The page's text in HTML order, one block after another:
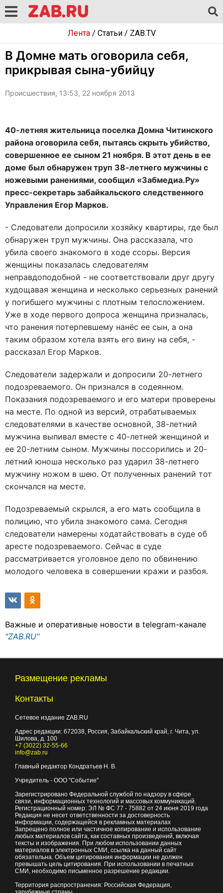
Лента/ Статьи/ ZAB.TV
В Домне мать оговорила себя,
прикрывая сына-убийцу
Происшествия, 13:53, 22 ноября 2013
40-летняя жительница поселка Домна Читинского
района оговорила себя, пытаясь скрыть убийство,
совершенное ее сыном 21 ноября. В этот день в ее
доме был обнаружен труп 38-летнего мужчины с
ножевыми ранениями, сообщил «Забмедиа.Ру»
пресс-секретарь забайкальского следственного
Управления Егор Марков.
- Следователи допросили хозяйку квартиры, где был
обнаружен труп мужчины. Она рассказала, что
убила своего знакомого в ходе ссоры. Версия
женщины показалась следователям
неправдоподобной - не соответствовали друг другу
худощавая женщина и несколько серьезных ранений
у погибшего мужчины с плотным телосложением.
Уже в ходе первого допроса женщина призналась,
что ранения потерпевшему нанёс ее сын, а она
таким образом хотела взять его вину на себя, -
рассказал Егор Марков.
Следователи задержали и допросили 20-летнего
подозреваемого. Он признался в содеянном.
Показания подозреваемого и его матери проверены
на месте. По одной из версий, отрабатываемых
следователями в качестве основной, 38-летний
мужчина выпивал вместе с 40-летней женщиной и
ее 20-летним сыном. Мужчины поссорились и 20-
летний юноша несколько раз ударил 38-летнего
мужчину ножом в шею. От полученных ранений тот
скончался на месте.
Подозреваемый скрылся, а его мать сообщила в
полицию, что убила знакомого сама. Сегодня
следователи намерены ходатайствовать в суде об
аресте подозреваемого. Сейчас в суде
рассматривается уголовное дело по обвинению
молодого человека в совершении кражи и разбоя.
Важные и оперативные новости в telegram-канале
"ZAB.RU"
Размещение рекламы
Контакты
Сетевое издание ZAB.RU
Адрес редакции: 672038, Россия, Забайкальский край, г. Чита, ул.
Шилова, д. 100
+7 (3022) 32-55-66
info@zab.ru
Главный редактор Кондратьев Н. В.
Учредитель - ООО "Событие"
Зарегистрировано Федеральной службой по надзору в сфере
связи, информационных технологий и массовых коммуникаций.
Регистрационный номер: ЭЛ № ФС 77 - 75882 от 24 июня 2019 года
Редакция не несет ответственности за достоверность
информации, содержащейся в рекламных материалах
Запрещено полное или частичное копирование и использование
любых материалов сайта, как составных произведений, включая
тексты и изображения. При любом использовании данных
материалов в электронных СМИ, ссылка на данный сайт
обязательна. Объем цитирования информации не должен
превышать цель цитирования. При использовании в печатных
СМИ, необходимо письменное разрешение редакции.
Территория распространения: Российская Федерация,